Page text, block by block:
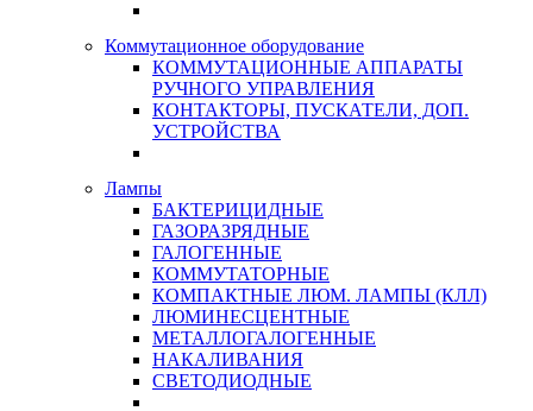
Коммутационное оборудование
КОММУТАЦИОННЫЕ АППАРАТЫ
РУЧНОГО УПРАВЛЕНИЯ
КОНТАКТОРЫ, ПУСКАТЕЛИ, ДОП.
УСТРОЙСТВА
Лампы
БАКТЕРИЦИДНЫЕ
ГАЗОРАЗРЯДНЫЕ
ГАЛОГЕННЫЕ
КОММУТАТОРНЫЕ
КОМПАКТНЫЕ ЛЮМ. ЛАМПЫ (КЛЛ)
ЛЮМИНЕСЦЕНТНЫЕ
МЕТАЛЛОГАЛОГЕННЫЕ
НАКАЛИВАНИЯ
СВЕТОДИОДНЫЕ